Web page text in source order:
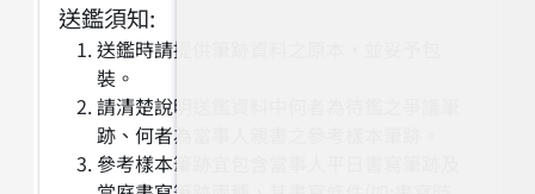
送鑑須知:
送鑑時請提供筆跡資料之原本，並妥予包
裝。
請清楚說明送鑑資料中何者為待鑑之爭議筆
跡、何者為當事人親書之參考樣本筆跡。
參考樣本筆跡宜包含當事人平日書寫筆跡及